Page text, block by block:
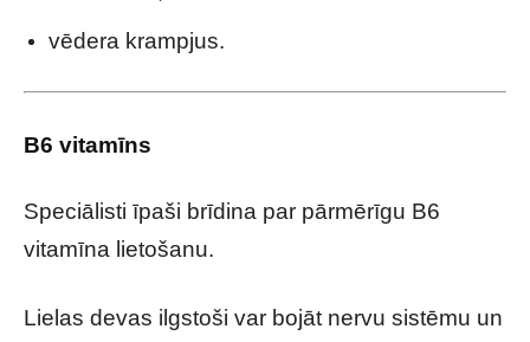
vēdera krampjus.
B6 vitamīns
Speciālisti īpaši brīdina par pārmērīgu B6
vitamīna lietošanu.
Lielas devas ilgstoši var bojāt nervu sistēmu un